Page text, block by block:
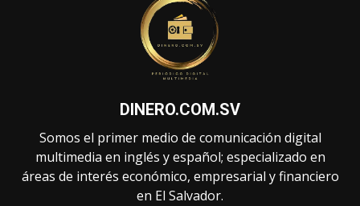
DINERO.COM.SV
Somos el primer medio de comunicación digital
multimedia en inglés y español; especializado en
áreas de interés económico, empresarial y financiero
en El Salvador.